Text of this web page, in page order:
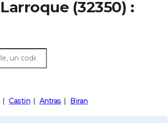
(32350) :
Castin Antras Biran